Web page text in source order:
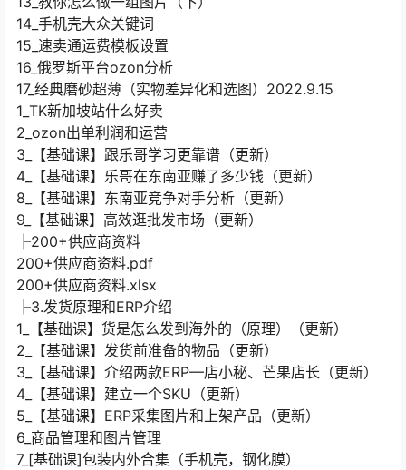
14_手机壳大众关键词
15_速卖通运费模板设置
16_俄罗斯平台ozon分析
17_经典磨砂超薄（实物差异化和选图）2022.9.15
1_TK新加坡站什么好卖
2_ozon出单利润和运营
3_【基础课】跟乐哥学习更靠谱（更新）
4_【基础课】乐哥在东南亚赚了多少钱（更新）
8_【基础课】东南亚竞争对手分析（更新）
9_【基础课】高效逛批发市场（更新）
├200+供应商资料
200+供应商资料.pdf
200+供应商资料.xlsx
├3.发货原理和ERP介绍
1_【基础课】货是怎么发到海外的（原理）（更新）
2_【基础课】发货前准备的物品（更新）
3_【基础课】介绍两款ERP—店小秘、芒果店长（更新）
4_【基础课】建立一个SKU（更新）
5_【基础课】ERP采集图片和上架产品（更新）
6_商品管理和图片管理
7_[基础课]包装内外合集（手机壳，钢化膜）